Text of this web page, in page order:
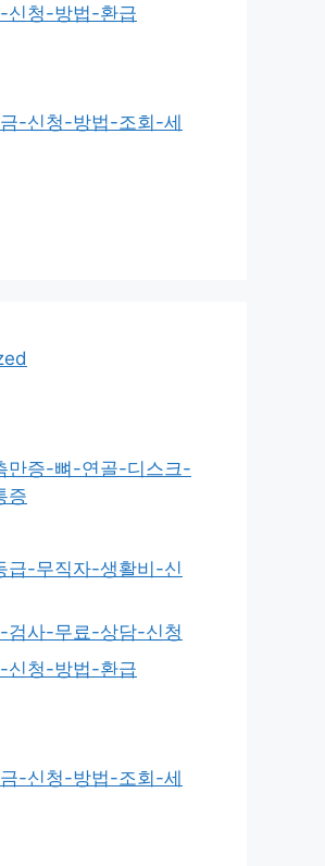
신청-방법-환급
-신청-방법-조회-세
만증-뼈-연골-디스크-
증
급-무직자-생활비-신
검사-무료-상담-신청
신청-방법-환급
-신청-방법-조회-세